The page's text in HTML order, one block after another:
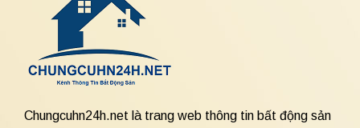
Chungcuhn24h.net là trang web thông tin bất động sản